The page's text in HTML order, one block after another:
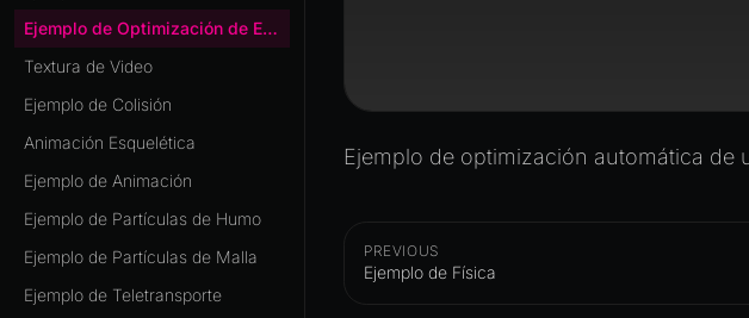
Ejemplo de Optimización de Escena
Textura de Video
Ejemplo de Colisión
Animación Esquelética
Ejemplo de Animación
Ejemplo de Partículas de Humo
Ejemplo de Partículas de Malla
Ejemplo de Teletransporte
Ejemplo de optimización automática de
PREVIOUS
Ejemplo de Física